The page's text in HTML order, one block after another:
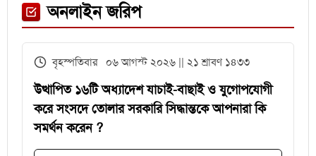
বিকল, আড়াই ঘণ্টা আটকা ৮০০ যাত্রী
পরীক্ষকদের জন্য সময় বাড়ল ২ দিন
অনলাইন জরিপ
বৃহস্পতিবার ০৬ আগস্ট ২০২৬ || ২১ শ্রাবণ ১৪৩৩
উত্থাপিত ১৬টি অধ্যাদেশ যাচাই-বাছাই ও যুগোপযোগী
করে সংসদে তোলার সরকারি সিদ্ধান্তকে আপনারা কি
সমর্থন করেন ?